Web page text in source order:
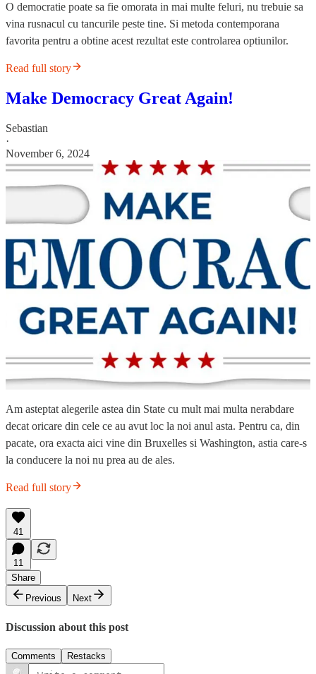
O democratie poate sa fie omorata in mai multe feluri, nu trebuie sa
vina rusnacul cu tancurile peste tine. Si metoda contemporana
favorita pentru a obtine acest rezultat este controlarea optiunilor.
Read full story
Make Democracy Great Again!
Sebastian
·
November 6, 2024
Am asteptat alegerile astea din State cu mult mai multa nerabdare
decat oricare din cele ce au avut loc la noi anul asta. Pentru ca, din
pacate, ora exacta aici vine din Bruxelles si Washington, astia care-s
la conducere la noi nu prea au de ales.
Read full story
41
11
Share
Previous
Next
Discussion about this post
Comments Restacks